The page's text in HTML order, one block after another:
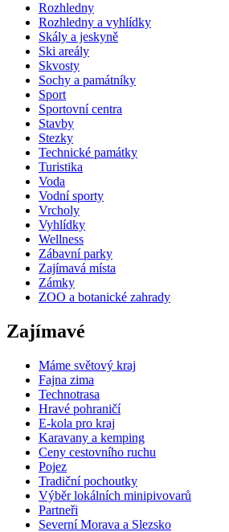
Rozhledny
Rozhledny a vyhlídky
Skály a jeskyně
Ski areály
Skvosty
Sochy a památníky
Sport
Sportovní centra
Stavby
Stezky
Technické památky
Turistika
Voda
Vodní sporty
Vrcholy
Vyhlídky
Wellness
Zábavní parky
Zajímavá místa
Zámky
ZOO a botanické zahrady
Zajímavé
Máme světový kraj
Fajna zima
Technotrasa
Hravé pohraničí
E-kola pro kraj
Karavany a kemping
Ceny cestovního ruchu
Pojez
Tradiční pochoutky
Výběr lokálních minipivovarů
Partneři
Severní Morava a Slezsko